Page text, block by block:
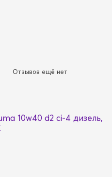
Отзывов ещё нет
10w40 d2 ci-4 дизель,